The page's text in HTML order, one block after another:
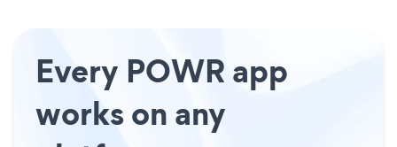
Every POWR app
works on any